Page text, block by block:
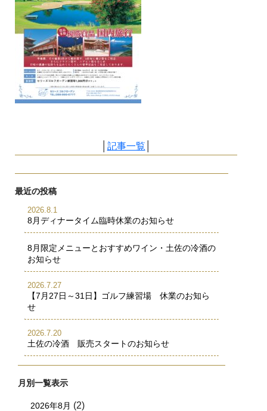
記事一覧
最近の投稿
2026.8.1
8月ディナータイム臨時休業のお知らせ
8月限定メニューとおすすめワイン・土佐の冷酒の
お知らせ
2026.7.27
【7月27日～31日】ゴルフ練習場 休業のお知ら
せ
2026.7.20
土佐の冷酒 販売スタートのお知らせ
月別一覧表示
2026年8月 (2)